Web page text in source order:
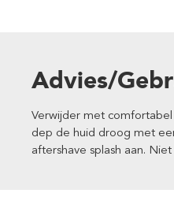
Advies/
Verwijder met
dep de huid droog met
aftershave splash aan.